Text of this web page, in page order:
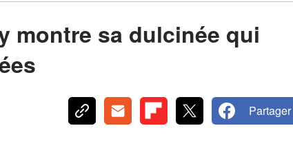
montre sa dulcinée qui
Partager